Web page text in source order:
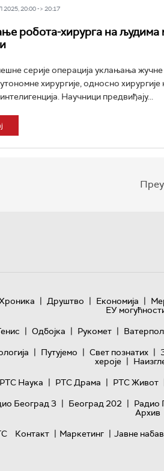
2025, 20:00 -> 20:17
робота-хирурга на људима
серије операција уклањања
хирургије, односно
Научници предвиђају...
| Друштво | Економија |
ЕУ
| Одбојка | Рукомет |
| Путујемо | Свет познатих |
хероје |
РТС Наука | РТС Драма | РТС Живот
Београд 3 | Београд 202 | Радио
Архив
Контакт | Маркетинг | Јавне